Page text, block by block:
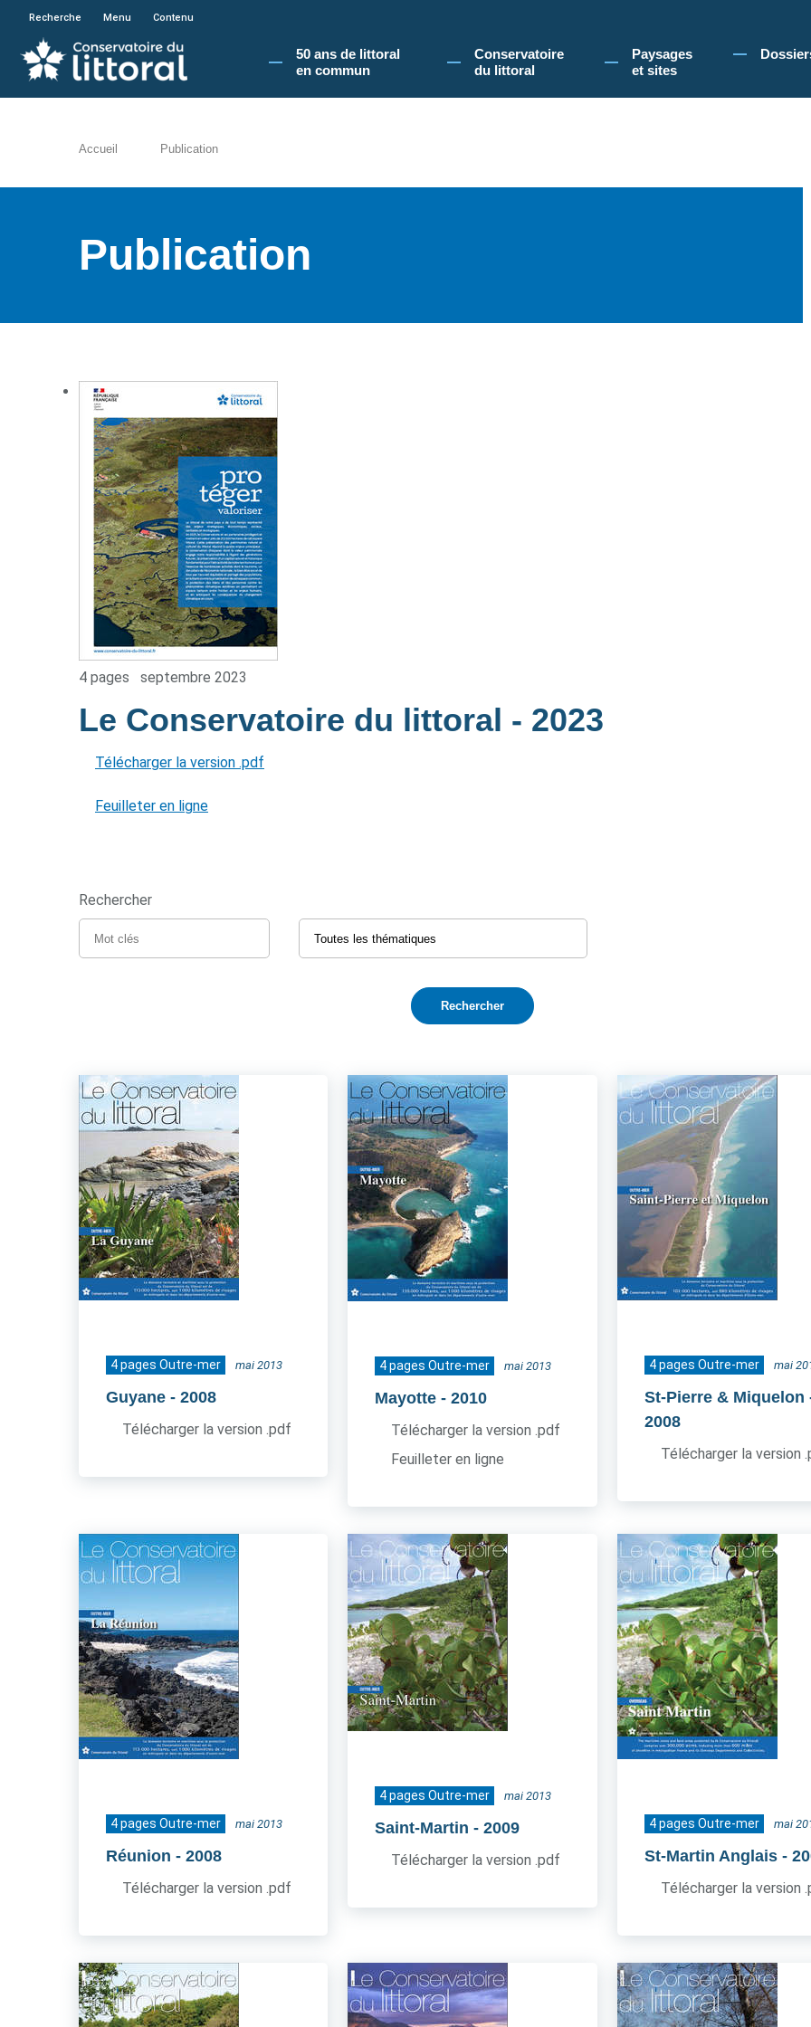
En poursuivant votre navigation sur le site du Conservatoire du littoral, vous acceptez l'utilisation de cookies pour vous
Recherche Menu Contenu
50 ans de littoral
en commun​
Conservatoire
du littoral
Paysages
et sites
Accueil Publication
Publication
4 pages septembre 2023
Le Conservatoire du littoral - 2023
Télécharger la version .pdf
Feuilleter en ligne
Rechercher
4 pages Outre-mer mai 2013
Guyane - 2008
Télécharger la version .pdf
4 pages Outre-mer mai 2013
Mayotte - 2010
Télécharger la version .pdf
Feuilleter en ligne
4 pages Outre-mer mai
St-Pierre & Miquelon
2008
Télécharger la version
4 pages Outre-mer mai 2013
Réunion - 2008
Télécharger la version .pdf
4 pages Outre-mer mai 2013
Saint-Martin - 2009
Télécharger la version .pdf
4 pages Outre-mer mai
St-Martin Anglais -
Télécharger la version